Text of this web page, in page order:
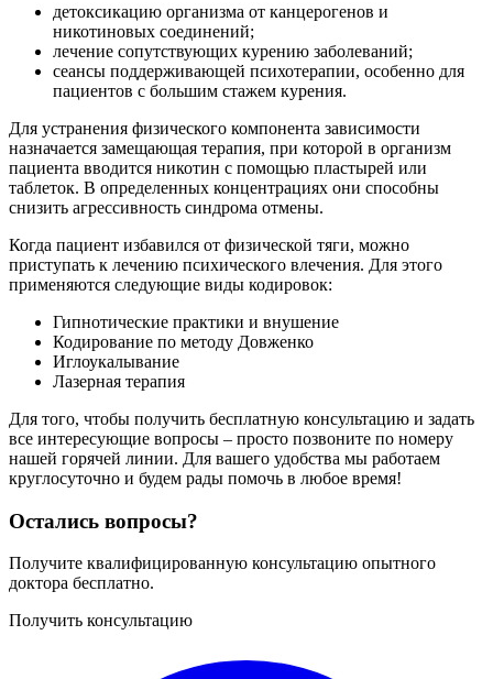
детоксикацию организма от канцерогенов и
никотиновых соединений;
лечение сопутствующих курению заболеваний;
сеансы поддерживающей психотерапии, особенно для
пациентов с большим стажем курения.
Для устранения физического компонента зависимости
назначается замещающая терапия, при которой в организм
пациента вводится никотин с помощью пластырей или
таблеток. В определенных концентрациях они способны
снизить агрессивность синдрома отмены.
Когда пациент избавился от физической тяги, можно
приступать к лечению психического влечения. Для этого
применяются следующие виды кодировок:
Гипнотические практики и внушение
Кодирование по методу Довженко
Иглоукалывание
Лазерная терапия
Для того, чтобы получить бесплатную консультацию и задать
все интересующие вопросы – просто позвоните по номеру
нашей горячей линии. Для вашего удобства мы работаем
круглосуточно и будем рады помочь в любое время!
Остались вопросы?
Получите квалифицированную консультацию опытного
доктора бесплатно.
Получить консультацию